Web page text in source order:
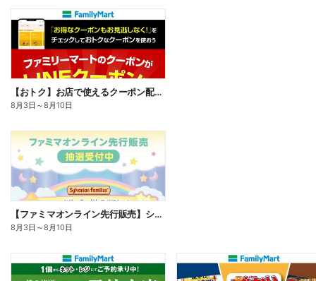
【おトク】お店で使えるクーポン配信中
8月3日 ～8月10日
【ファミマオンライン先行販売】シルバニアファミリー
8月3日 ～8月10日